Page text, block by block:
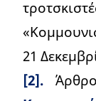
21
[2].